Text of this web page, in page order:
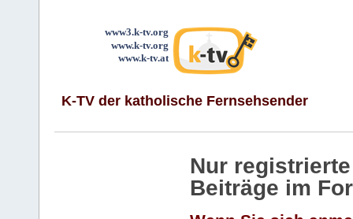
www3.k-tv.org
www.k-tv.org
www.k-tv.at
K-TV der katholische Fernsehsender
Nur
Beiträge im